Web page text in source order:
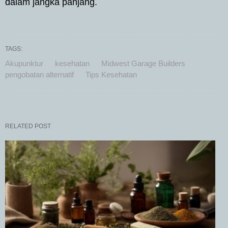
dalam jangka panjang.
TAGS:
Akupunktur kesehatan
Midwest Garage Builders
pengobatan alternatif
Tips Kesehatan
RELATED POST